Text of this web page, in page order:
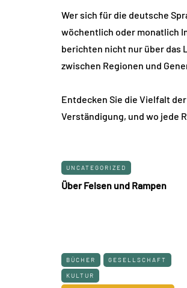
Wer sich für die deutsche
wöchentlich oder monatlich
berichten nicht nur über das
zwischen Regionen und
Entdecken Sie die Vielfalt
Verständigung, und wo jede
UNCATEGORIZED
Über Felsen und Rampen
BÜCHER GESELLSCHAFT
KULTUR